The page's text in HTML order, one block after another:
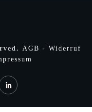
AGB - Widerruf